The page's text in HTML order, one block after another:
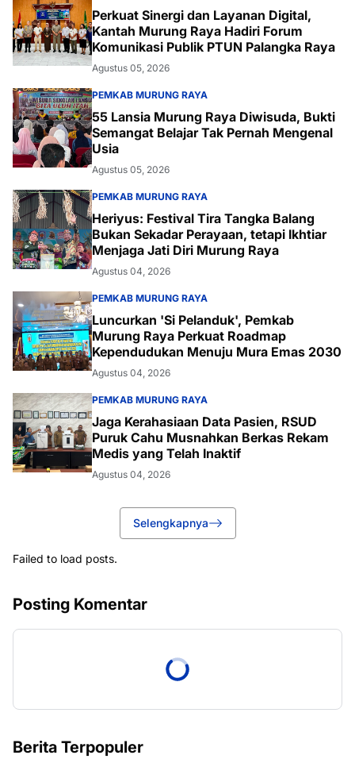
Perkuat Sinergi dan Layanan Digital,
Kantah Murung Raya Hadiri Forum
Komunikasi Publik PTUN Palangka Raya
Agustus 05, 2026
PEMKAB MURUNG RAYA
55 Lansia Murung Raya Diwisuda, Bukti
Semangat Belajar Tak Pernah Mengenal
Usia
Agustus 05, 2026
PEMKAB MURUNG RAYA
Heriyus: Festival Tira Tangka Balang
Bukan Sekadar Perayaan, tetapi Ikhtiar
Menjaga Jati Diri Murung Raya
Agustus 04, 2026
PEMKAB MURUNG RAYA
Luncurkan 'Si Pelanduk', Pemkab
Murung Raya Perkuat Roadmap
Kependudukan Menuju Mura Emas 2030
Agustus 04, 2026
PEMKAB MURUNG RAYA
Jaga Kerahasiaan Data Pasien, RSUD
Puruk Cahu Musnahkan Berkas Rekam
Medis yang Telah Inaktif
Agustus 04, 2026
Selengkapnya
Failed to load posts.
Posting Komentar
Berita Terpopuler